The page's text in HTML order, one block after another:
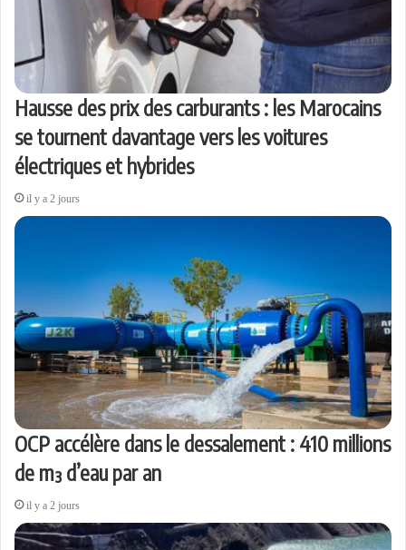
Hausse des prix des carburants : les Marocains
se tournent davantage vers les voitures
électriques et hybrides
il y a 2 jours
OCP accélère dans le dessalement : 410 millions
de m³ d’eau par an
il y a 2 jours